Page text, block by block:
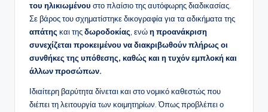
του ηλικιωμένου στο πλαίσιο της αυτόφωρης διαδικασίας.
Σε βάρος του σχηματίστηκε δικογραφία για τα αδικήματα της
απάτης και τηςδωροδοκίας, ενώη προανάκριση
συνεχίζεται προκειμένου να διακριβωθούν πλήρως οι
συνθήκες της υπόθεσης, καθώς και η τυχόν εμπλοκή και
άλλων προσώπων.
Ιδιαίτερη βαρύτητα δίνεται και στο νομικό καθεστώς που
διέπει τη λειτουργία των κοιμητηρίων. Όπως προβλέπει ο